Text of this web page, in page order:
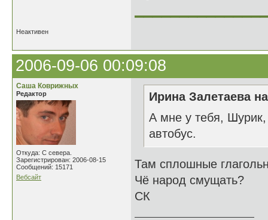
Неактивен
2006-09-06 00:09:08
Саша Коврижных
Редактор
Откуда: С севера.
Зарегистрирован: 2006-08-15
Сообщений: 15171
Вебсайт
Ирина Залетаева
А мне у тебя, Шурик,
автобус.
Там сплошные
Чё народ смущать?
СК